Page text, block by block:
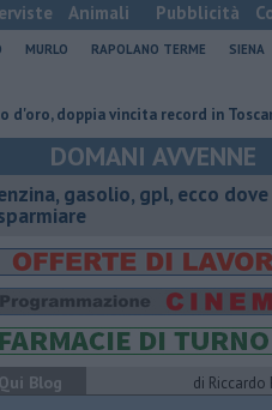
Animali Pubblicità
MURLO RAPOLANO TERME
SIENA
vincita record in Toscana
DOMANI AVVENNE
gasolio, gpl, ecco dove
Qui Blog
di Riccardo